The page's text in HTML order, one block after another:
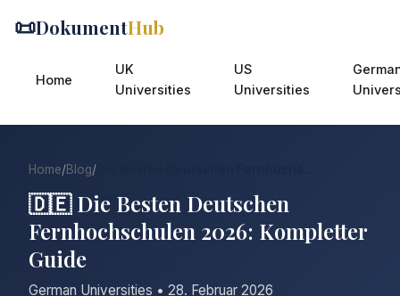
📜DokumentHub
Home
UK
Universities
US
Universities
Home/Blog/
🇩🇪 Die Besten Deutschen
Fernhochschulen 2026: Kompletter
Guide
German Universities • 28. Februar 2026